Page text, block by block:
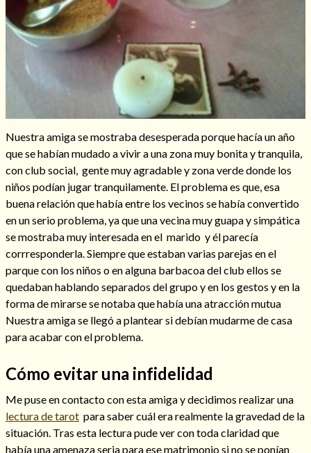
Hechizos de amor
Amarre para recuperar a mi pareja
Cómo alejar a la amante de mi esposo
Nuestra amiga se mostraba desesperada porque hacía un año
que se habían mudado a vivir a una zona muy bonita y tranquila,
con club social, gente muy agradable y zona verde donde los
niños podían jugar tranquilamente. El problema es que, esa
buena relación que había entre los vecinos se había convertido
en un serio problema, ya que una vecina muy guapa y simpática
se mostraba muy interesada en el marido y él parecía
corrresponderla. Siempre que estaban varias parejas en el
parque con los niños o en alguna barbacoa del club ellos se
quedaban hablando separados del grupo y en los gestos y en la
forma de mirarse se notaba que había una atracción mutua
Nuestra amiga se llegó a plantear si debían mudarme de casa
para acabar con el problema.
Cómo evitar una infidelidad
Me puse en contacto con esta amiga y decidimos realizar una
lectura de tarot para saber cuál era realmente la gravedad de la
situación. Tras esta lectura pude ver con toda claridad que
había una amenaza seria para ese matrimonio si no se ponían